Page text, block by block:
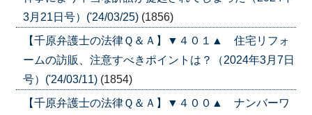
3月21日号）('24/03/25) (1856)
【千原弁護士の法律Ｑ＆Ａ】▼４０１▲ 住宅リフォ
ームの訪販、注意すべきポイントは？（2024年3月7日
号）('24/03/11) (1854)
【千原弁護士の法律Ｑ＆Ａ】▼４００▲ ナンバーワ